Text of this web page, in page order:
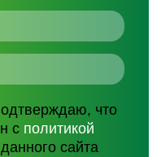
что
с политикой
данного сайта